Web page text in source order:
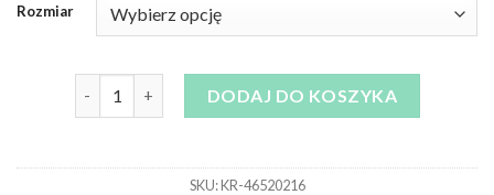
Rozmiar
DODAJ DO KOSZYKA
SKU:KR-46520216